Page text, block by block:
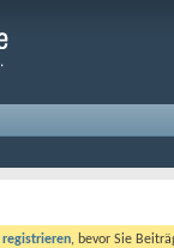
registrieren, bevor Sie